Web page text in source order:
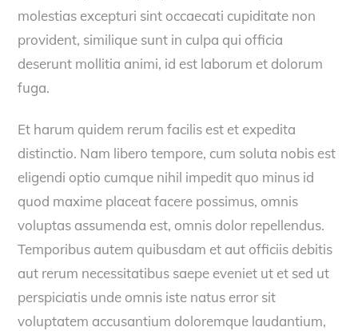
molestias excepturi sint occaecati cupiditate non
provident, similique sunt in culpa qui officia
deserunt mollitia animi, id est laborum et dolorum
fuga.
Et harum quidem rerum facilis est et expedita
distinctio. Nam libero tempore, cum soluta nobis est
eligendi optio cumque nihil impedit quo minus id
quod maxime placeat facere possimus, omnis
voluptas assumenda est, omnis dolor repellendus.
Temporibus autem quibusdam et aut officiis debitis
aut rerum necessitatibus saepe eveniet ut et sed ut
perspiciatis unde omnis iste natus error sit
voluptatem accusantium doloremque laudantium,